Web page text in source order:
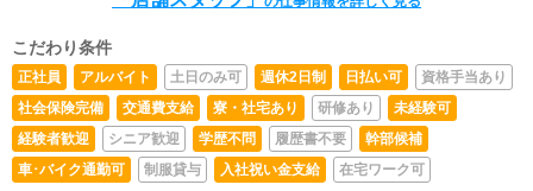
こだわり条件
正社員 アルバイト 土日のみ可 週休2日制 日払い可
資格手当あり
社会保険完備
交通費支給 寮・社宅あり 研修あり
未経験可
経験者歓迎
シニア歓迎 学歴不問 履歴書不要
幹部候補
車･バイク通勤可
制服貸与 入社祝い金支給 在宅ワーク可